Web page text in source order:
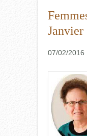
Janvier
07/02/2016